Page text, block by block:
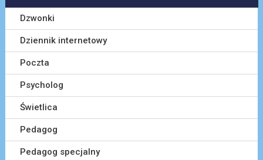
Dzwonki
Dziennik internetowy
Poczta
Psycholog
Świetlica
Pedagog
Pedagog specjalny